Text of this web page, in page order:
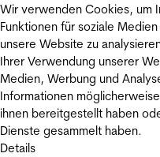
Wir verwenden Cookies, um
Funktionen für soziale
unsere Website zu
Ihrer Verwendung unserer
Medien, Werbung und
Informationen
ihnen bereitgestellt haben
Dienste gesammelt haben.
Details